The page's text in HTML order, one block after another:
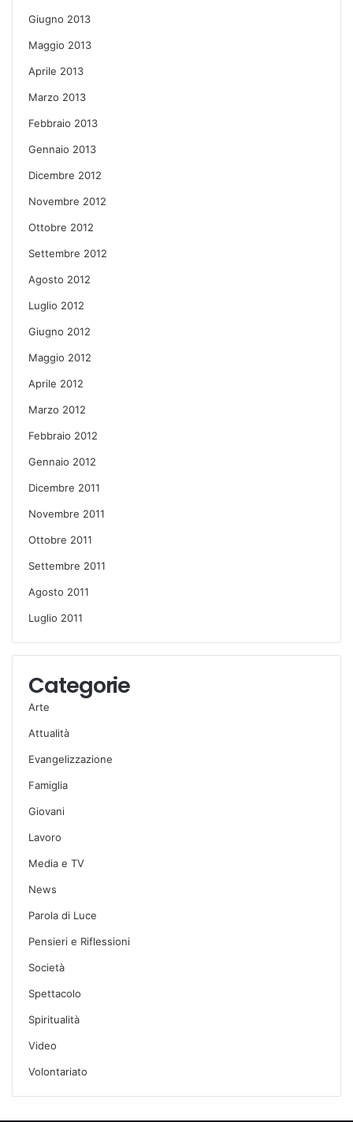
Giugno 2013
Maggio 2013
Aprile 2013
Marzo 2013
Febbraio 2013
Gennaio 2013
Dicembre 2012
Novembre 2012
Ottobre 2012
Settembre 2012
Agosto 2012
Luglio 2012
Giugno 2012
Maggio 2012
Aprile 2012
Marzo 2012
Febbraio 2012
Gennaio 2012
Dicembre 2011
Novembre 2011
Ottobre 2011
Settembre 2011
Agosto 2011
Luglio 2011
Categorie
Arte
Attualità
Evangelizzazione
Famiglia
Giovani
Lavoro
Media e TV
News
Parola di Luce
Pensieri e Riflessioni
Società
Spettacolo
Spiritualità
Video
Volontariato